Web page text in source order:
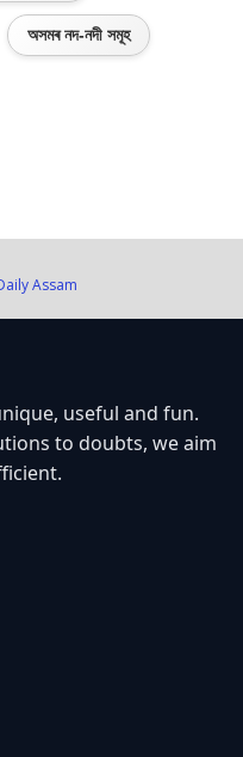
অসমৰ নদ-নদী সমূহ
Assam
useful and fun.
to doubts, we aim